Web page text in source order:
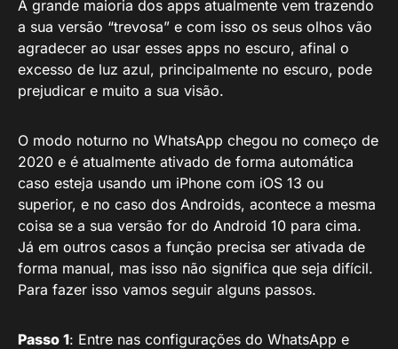
A grande maioria dos apps atualmente vem trazendo
a sua versão “trevosa” e com isso os seus olhos vão
agradecer ao usar esses apps no escuro, afinal o
excesso de luz azul, principalmente no escuro, pode
prejudicar e muito a sua visão.
O modo noturno no WhatsApp chegou no começo de
2020 e é atualmente ativado de forma automática
caso esteja usando um iPhone com iOS 13 ou
superior, e no caso dos Androids, acontece a mesma
coisa se a sua versão for do Android 10 para cima.
Já em outros casos a função precisa ser ativada de
forma manual, mas isso não significa que seja difícil.
Para fazer isso vamos seguir alguns passos.
Passo 1: Entre nas configurações do WhatsApp e